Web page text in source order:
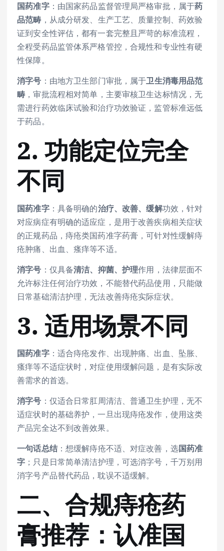
国药准字：由国家药品监督管理局严格审批，属于药
品范畴 ，从成分研发、生产工艺、质量控制、药效验
证到安全性评估，都有一套完整且严苛的标准流程，
全程受药品监管体系严格管控，合规性和专业性有硬
性保障。
消字号 ：由地方卫生部门审批，属于卫生消毒用品范
畴 ，审批流程相对简单，主要审核卫生达标情况，无
需进行药效临床试验和治疗功效验证，监管标准远低
于药品。
2. 功能定位完全
不同
国药准字：具备明确的治疗、改善、缓解功效，针对
对应病症有明确的适应症，是用于改善疾病相关症状
的正规药品，痔疮类国药准字药膏，可针对性缓解痔
疮肿痛、出血、瘙痒等不适。
消字号 ：仅具备清洁、抑菌、护理作用，法律层面不
允许标注任何治疗功效，不能替代药品使用，只能做
日常基础清洁护理，无法改善痔疮实际症状。
3. 适用场景不同
国药准字：适合痔疮发作、出现肿痛、出血、坠胀、
瘙痒等不适症状时，对症使用缓解问题，是有实际改
善需求的首选。
消字号 ：仅适合日常肛周清洁、普通卫生护理，无不
适症状时的基础养护，一旦出现痔疮发作，使用这类
产品完全达不到改善效果。
一句话总结：想缓解痔疮不适、对症改善，选国药准
字 ；只是日常简单清洁护理，可选消字号，千万别用
消字号产品替代药品，耽误不适缓解。
二、合规痔疮药
膏推荐：认准国